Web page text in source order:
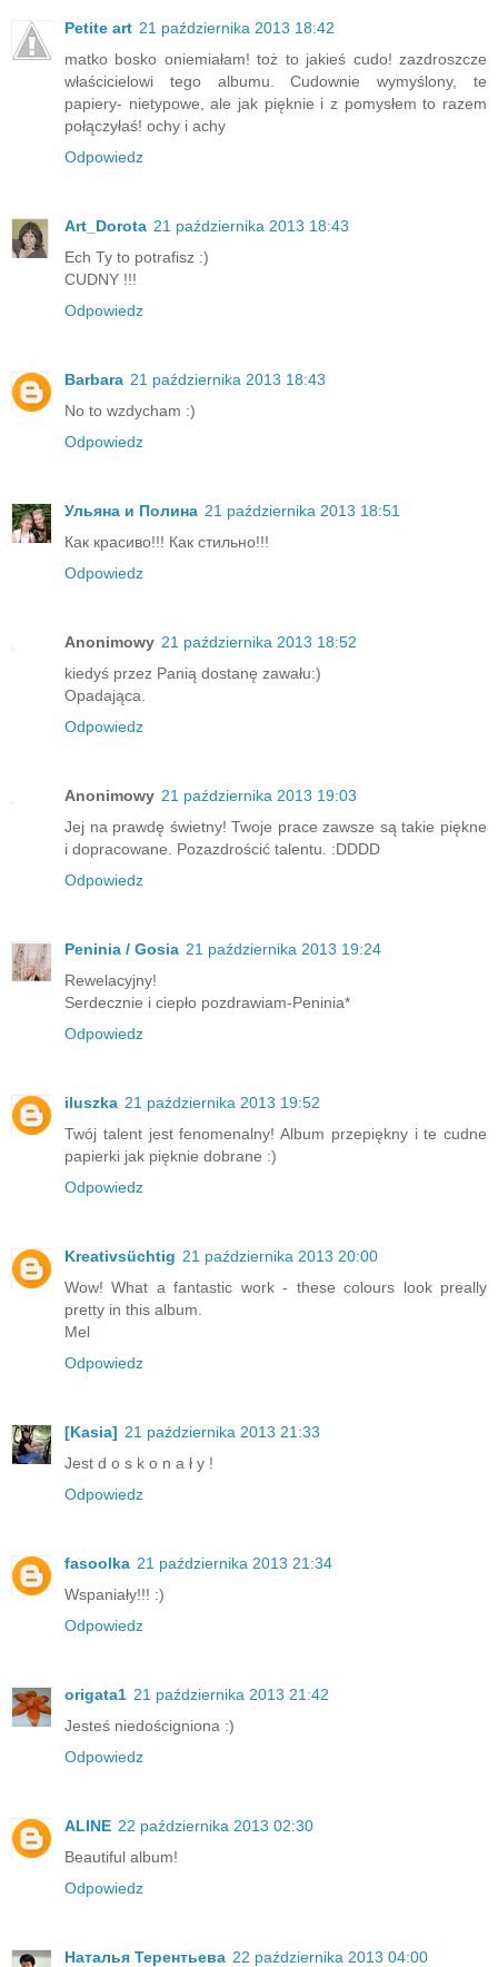
Petite art 21 października 2013 18:42
matko bosko oniemiałam! toż to jakieś cudo! zazdroszcze
właścicielowi tego albumu. Cudownie wymyślony, te
papiery- nietypowe, ale jak pięknie i z pomysłem to razem
połączyłaś! ochy i achy
Odpowiedz
Art_Dorota 21 października 2013 18:43
Ech Ty to potrafisz :)
CUDNY !!!
Odpowiedz
Barbara 21 października 2013 18:43
No to wzdycham :)
Odpowiedz
Ульяна и Полина 21 października 2013 18:51
Как красиво!!! Как стильно!!!
Odpowiedz
Anonimowy 21 października 2013 18:52
kiedyś przez Panią dostanę zawału:)
Opadająca.
Odpowiedz
Anonimowy 21 października 2013 19:03
Jej na prawdę świetny! Twoje prace zawsze są takie piękne
i dopracowane. Pozazdrościć talentu. :DDDD
Odpowiedz
Peninia / Gosia 21 października 2013 19:24
Rewelacyjny!
Serdecznie i ciepło pozdrawiam-Peninia*
Odpowiedz
iluszka 21 października 2013 19:52
Twój talent jest fenomenalny! Album przepiękny i te cudne
papierki jak pięknie dobrane :)
Odpowiedz
Kreativsüchtig 21 października 2013 20:00
Wow! What a fantastic work - these colours look preally
pretty in this album.
Mel
Odpowiedz
[Kasia] 21 października 2013 21:33
Jest d o s k o n a ł y !
Odpowiedz
fasoolka 21 października 2013 21:34
Wspaniały!!! :)
Odpowiedz
origata1 21 października 2013 21:42
Jesteś niedościgniona :)
Odpowiedz
ALINE 22 października 2013 02:30
Beautiful album!
Odpowiedz
Наталья Терентьева 22 października 2013 04:00